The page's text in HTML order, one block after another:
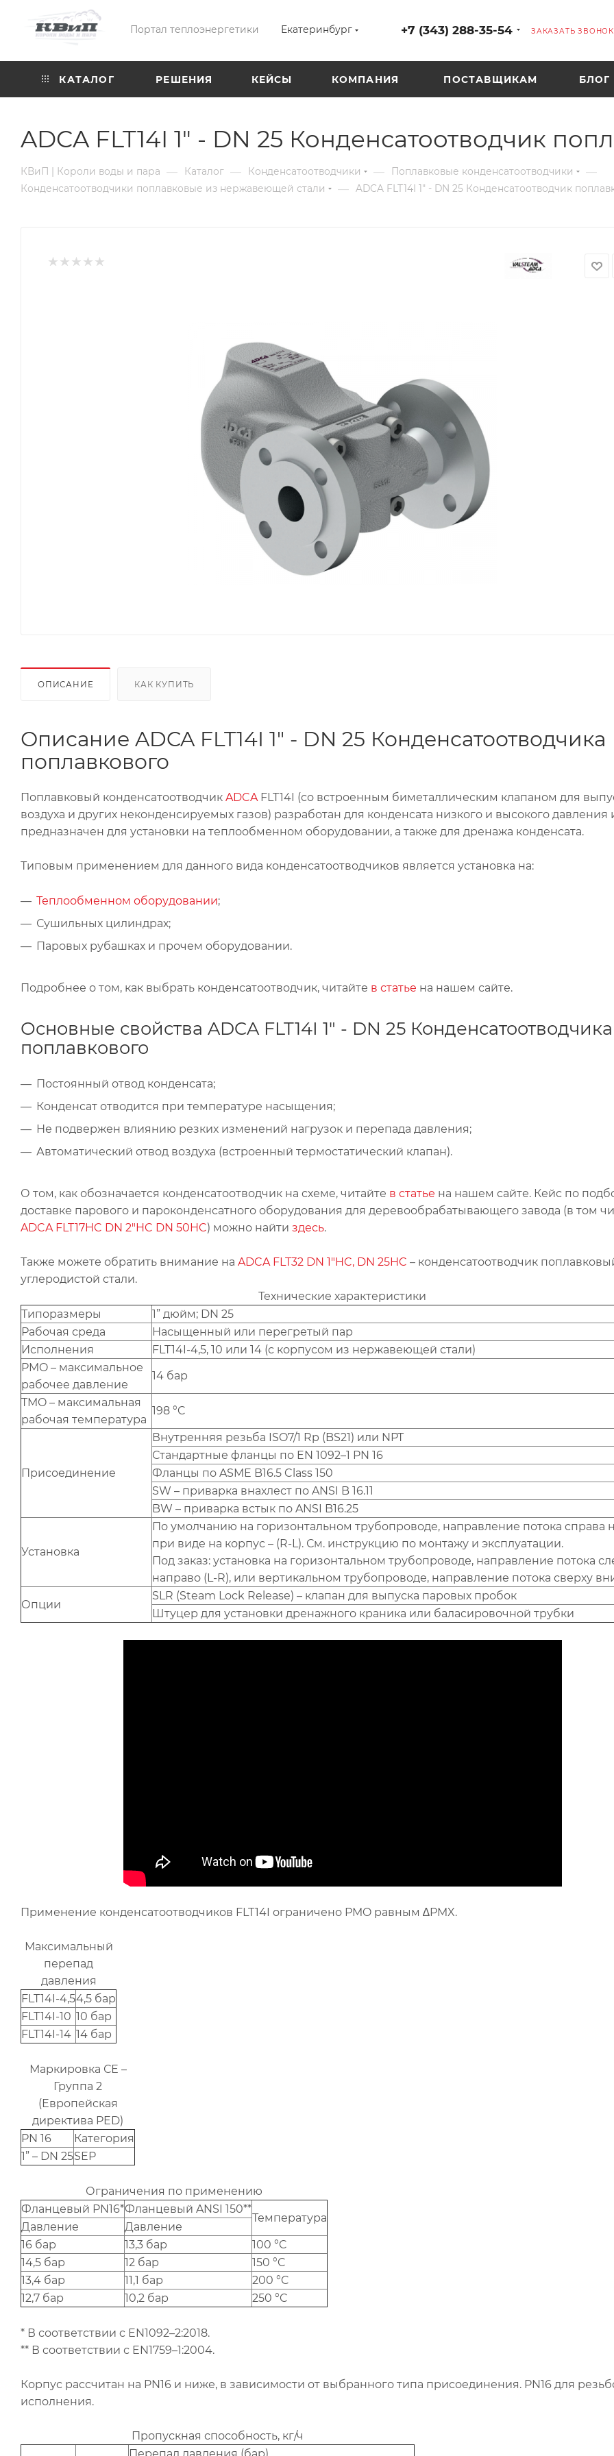
Портал теплоэнергетики Екатеринбург +7 (343) 288-35-54 ЗАКАЗАТЬ ЗВОНОК
КАТАЛОГ РЕШЕНИЯ КЕЙСЫ КОМПАНИЯ ПОСТАВЩИКАМ БЛОГ
ADCA FLT14I 1" - DN 25 Конденсатоотводчик
КВиП | Короли воды и пара — Каталог — Конденсатоотводчики — Поплавковые конденсатоотводчики —
Конденсатоотводчики поплавковые из нержавеющей стали — ADCA FLT14I 1" - DN 25 Конденсатоотводчик
ОПИСАНИЕ КАК КУПИТЬ
Описание ADCA FLT14I 1" - DN 25 Конденсатоотводчика
поплавкового
Поплавковый конденсатоотводчик ADCA FLT14I (со встроенным биметаллическим клапаном для
воздуха и других неконденсируемых газов) разработан для конденсата низкого и высокого давления
предназначен для установки на теплообменном оборудовании, а также для дренажа конденсата.
Типовым применением для данного вида конденсатоотводчиков является установка на:
Теплообменном оборудовании;
Сушильных цилиндрах;
Паровых рубашках и прочем оборудовании.
Подробнее о том, как выбрать конденсатоотводчик, читайте в статье на нашем сайте.
Основные свойства ADCA FLT14I 1" - DN 25 Конденсатоотводчика
поплавкового
Постоянный отвод конденсата;
Конденсат отводится при температуре насыщения;
Не подвержен влиянию резких изменений нагрузок и перепада давления;
Автоматический отвод воздуха (встроенный термостатический клапан).
О том, как обозначается конденсатоотводчик на схеме, читайте в статье на нашем сайте. Кейс по
доставке парового и пароконденсатного оборудования для деревообрабатывающего завода (в том
ADCA FLT17HC DN 2"HC DN 50HC) можно найти здесь.
Также можете обратить внимание на ADCA FLT32 DN 1"HC, DN 25HC – конденсатоотводчик
углеродистой стали.
Технические характеристики
Типоразмеры
1” дюйм; DN 25
Рабочая среда
Насыщенный или перегретый пар
Исполнения
FLT14I-4,5, 10 или 14 (с корпусом из нержавеющей стали)
PMO – максимальное
рабочее давление
14 бар
TMO – максимальная
рабочая температура
198 °C
Присоединение
Внутренняя резьба ISO7/1 Rp (BS21) или NPT
Стандартные фланцы по EN 1092–1 PN 16
Фланцы по ASME B16.5 Class 150
SW – приварка внахлест по ANSI B 16.11
BW – приварка встык по ANSI B16.25
Установка
По умолчанию на горизонтальном трубопроводе, направление потока справа
при виде на корпус – (R-L). См. инструкцию по монтажу и эксплуатации.
Под заказ: установка на горизонтальном трубопроводе, направление потока
направо (L-R), или вертикальном трубопроводе, направление потока сверху
Опции
SLR (Steam Lock Release) – клапан для выпуска паровых пробок
Штуцер для установки дренажного краника или баласировочной трубки
Применение конденсатоотводчиков FLT14I ограничено PMO равным ∆PMX.
Максимальный
перепад
давления
FLT14I-4,54,5 бар
FLT14I-10 10 бар
FLT14I-14 14 бар
Маркировка СЕ –
Группа 2
(Европейская
директива PED)
PN 16
Категория
1” – DN 25SEP
Ограничения по применению
Фланцевый PN16*Фланцевый ANSI 150**
Температура
Давление
Давление
16 бар
13,3 бар
100 °C
14,5 бар
12 бар
150 °C
13,4 бар
11,1 бар
200 °C
12,7 бар
10,2 бар 250 °C
* В соответствии c EN1092–2:2018.
** В соответствии с EN1759–1:2004.
Корпус рассчитан на PN16 и ниже, в зависимости от выбранного типа присоединения. PN16 для
исполнения.
Пропускная способность, кг/ч